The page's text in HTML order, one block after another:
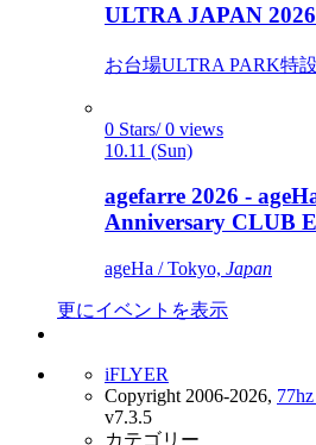
ULTRA JAPAN 2026
お台場ULTRA PARK特
0 Stars/ 0 views
10.11 (Sun)
agefarre 2026 -
Anniversary CLUB
ageHa / Tokyo, Japan
更にイベントを表示
iFLYER
Copyright 2006-2026,
v7.3.5
カテゴリー